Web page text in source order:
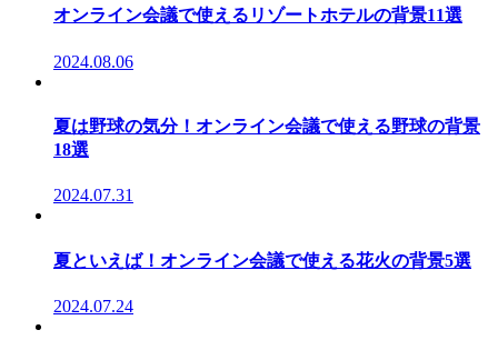
オンライン会議で使えるリゾートホテルの背景11選
2024.08.06
夏は野球の気分！オンライン会議で使える野球の背景
18選
2024.07.31
夏といえば！オンライン会議で使える花火の背景5選
2024.07.24